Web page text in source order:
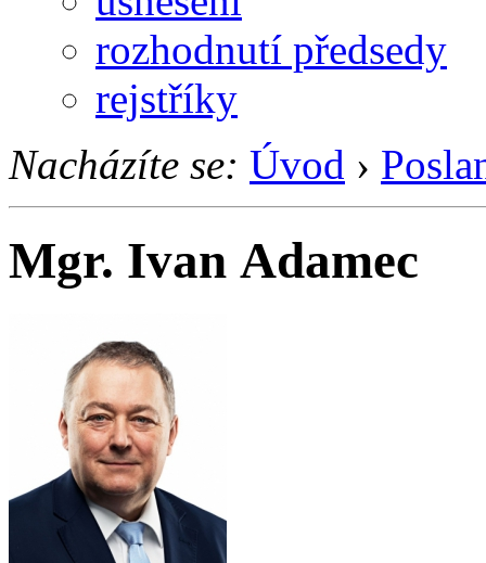
rozhodnutí předsedy
rejstříky
Nacházíte se: Úvod ›
Mgr. Ivan Adamec